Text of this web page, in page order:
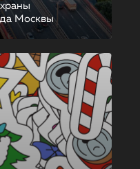
Москвы